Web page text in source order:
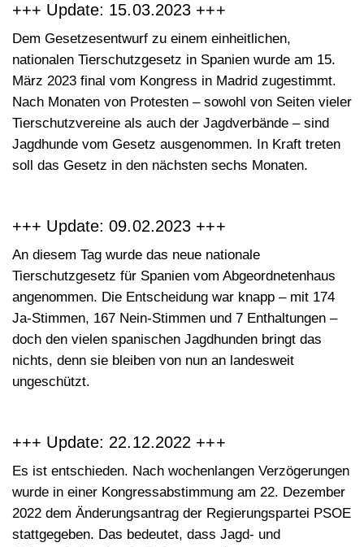
+++ Update: 15.03.2023 +++
Dem Gesetzesentwurf zu einem einheitlichen,
nationalen Tierschutzgesetz in Spanien wurde am 15.
März 2023 final vom Kongress in Madrid zugestimmt.
Nach Monaten von Protesten – sowohl von Seiten vieler
Tierschutzvereine als auch der Jagdverbände – sind
Jagdhunde vom Gesetz ausgenommen. In Kraft treten
soll das Gesetz in den nächsten sechs Monaten.
+++ Update: 09.02.2023 +++
An diesem Tag wurde das neue nationale
Tierschutzgesetz für Spanien vom Abgeordnetenhaus
angenommen. Die Entscheidung war knapp – mit 174
Ja-Stimmen, 167 Nein-Stimmen und 7 Enthaltungen –
doch den vielen spanischen Jagdhunden bringt das
nichts, denn sie bleiben von nun an landesweit
ungeschützt.
+++ Update: 22.12.2022 +++
Es ist entschieden. Nach wochenlangen Verzögerungen
wurde in einer Kongressabstimmung am 22. Dezember
2022 dem Änderungsantrag der Regierungspartei PSOE
stattgegeben. Das bedeutet, dass Jagd- und